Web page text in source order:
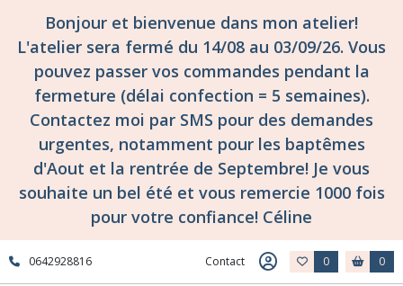
Bonjour et bienvenue dans mon atelier!
L'atelier sera fermé du 14/08 au 03/09/26. Vous
pouvez passer vos commandes pendant la
fermeture (délai confection = 5 semaines).
Contactez moi par SMS pour des demandes
urgentes, notamment pour les baptêmes
d'Aout et la rentrée de Septembre! Je vous
souhaite un bel été et vous remercie 1000 fois
pour votre confiance! Céline
0642928816 Contact 0 0